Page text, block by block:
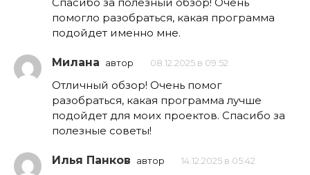
помогло разобраться, какая программа
подойдет именно мне.
Милана автор 08.12.2025 в 09:52
Отличный обзор! Очень помог
разобраться, какая программа лучше
подойдет для моих проектов. Спасибо за
полезные советы!
Илья Панков автор 14.12.2025 в 05:42